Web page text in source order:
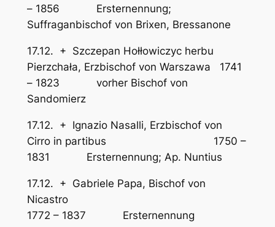
– 1856 Ersternennung;
Suffraganbischof von Brixen, Bressanone
17.12. + Szczepan Hołłowiczyc herbu
Pierzchała, Erzbischof von Warszawa 1741
– 1823 vorher Bischof von
Sandomierz
17.12. + Ignazio Nasalli, Erzbischof von
Cirro in partibus 1750 –
1831 Ersternennung; Ap. Nuntius
17.12. + Gabriele Papa, Bischof von
Nicastro
1772 – 1837 Ersternennung